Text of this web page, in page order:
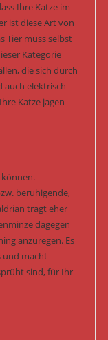
Ihre Katze im
ist diese Art von
Tier muss selbst
Kategorie
die sich durch
auch elektrisch
Katze jagen
können.
beruhigende,
trägt eher
dagegen
anzuregen. Es
und macht
sind, für Ihr